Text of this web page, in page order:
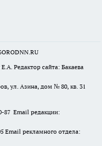
Редактор сайта: Бакаева
ул. Азина, дом № 80, кв. 31
87 Email редакции:
Email рекламного отдела: